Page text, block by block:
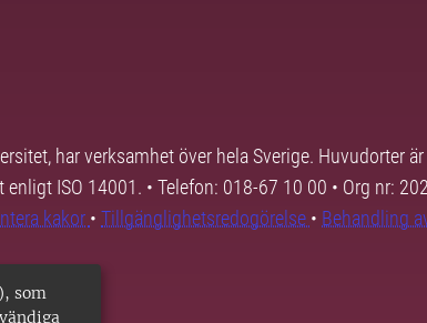
som
har verksamhet över hela Sverige. Huvudorter
enligt ISO 14001. • Telefon: 018-67 10 00 • Org nr:
kakor • Tillgänglighetsredogörelse • Behandling